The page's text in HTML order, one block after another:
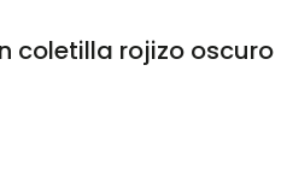
coletilla rojizo oscuro